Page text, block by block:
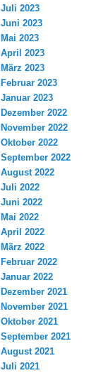
Juli 2023
Juni 2023
Mai 2023
April 2023
März 2023
Februar 2023
Januar 2023
Dezember 2022
November 2022
Oktober 2022
September 2022
August 2022
Juli 2022
Juni 2022
Mai 2022
April 2022
März 2022
Februar 2022
Januar 2022
Dezember 2021
November 2021
Oktober 2021
September 2021
August 2021
Juli 2021